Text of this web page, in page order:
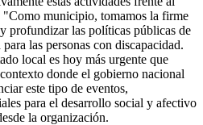
municipio, tomamos la firme
profundizar las políticas públicas de
las personas con discapacidad.
local es hoy más urgente que
donde el gobierno nacional
este tipo de eventos,
para el desarrollo social y afectivo
la organización.